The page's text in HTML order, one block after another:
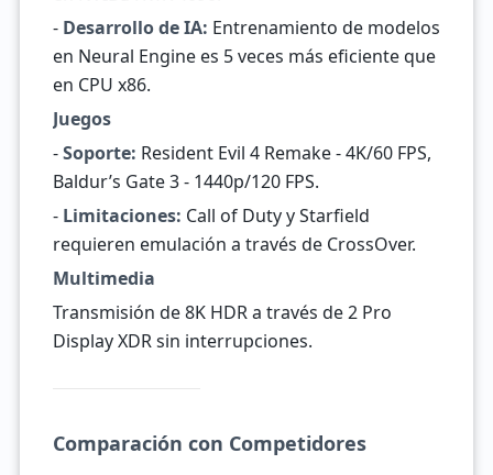
- Desarrollo de IA: Entrenamiento de modelos
en Neural Engine es 5 veces más eficiente que
en CPU x86.
Juegos
-Soporte: Resident Evil 4 Remake - 4K/60 FPS,
Baldur’s Gate 3 - 1440p/120 FPS.
- Limitaciones: Call of Duty y Starfield
requieren emulación a través de CrossOver.
Multimedia
Transmisión de 8K HDR a través de 2 Pro
Display XDR sin interrupciones.
Comparación con Competidores